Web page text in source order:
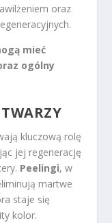
oraz
mieć
ogólny
kluczową rolę
jej regenerację
Peelingi, w
martwe
staje się
kolor.